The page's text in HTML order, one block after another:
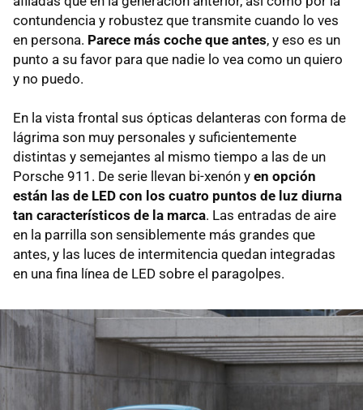
contundencia y robustez que transmite cuando lo ves
en persona. Parece más coche que antes, y eso es un
punto a su favor para que nadie lo vea como un quiero
y no puedo.
En la vista frontal sus ópticas delanteras con forma de
lágrima son muy personales y suficientemente
distintas y semejantes al mismo tiempo a las de un
Porsche 911. De serie llevan bi-xenón y en opción
están las de LED con los cuatro puntos de luz diurna
tan característicos de la marca. Las entradas de aire
en la parrilla son sensiblemente más grandes que
antes, y las luces de intermitencia quedan integradas
en una fina línea de LED sobre el paragolpes.